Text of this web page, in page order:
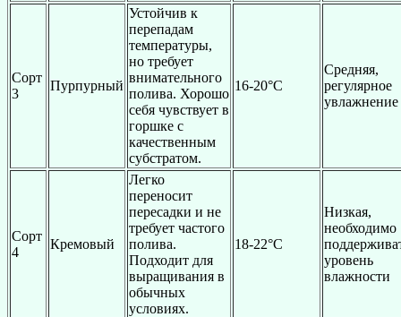
Сорт
3
Пурпурный
Устойчив к
перепадам
температуры,
но требует
внимательного
полива. Хорошо
себя чувствует в
горшке с
качественным
субстратом.
16-20°C
Средняя,
регулярное
увлажнение
Сорт
4
Кремовый
Легко
переносит
пересадки и не
требует частого
полива.
Подходит для
выращивания в
обычных
условиях.
18-22°C
Низкая,
необходимо
уровень
влажности